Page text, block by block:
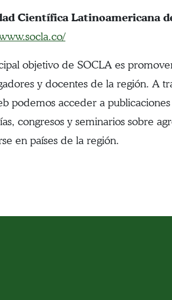
Científica Latinoamericana
objetivo de SOCLA es
y docentes de la región. A
podemos acceder a
congresos y seminarios sobre
en países de la región.